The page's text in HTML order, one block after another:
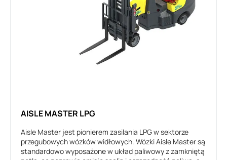
AISLE MASTER LPG
Aisle Master jest pionierem zasilania LPG w sektorze
przegubowych wózków widłowych. Wózki Aisle Master są
standardowo wyposażone w układ paliwowy z zamkniętą